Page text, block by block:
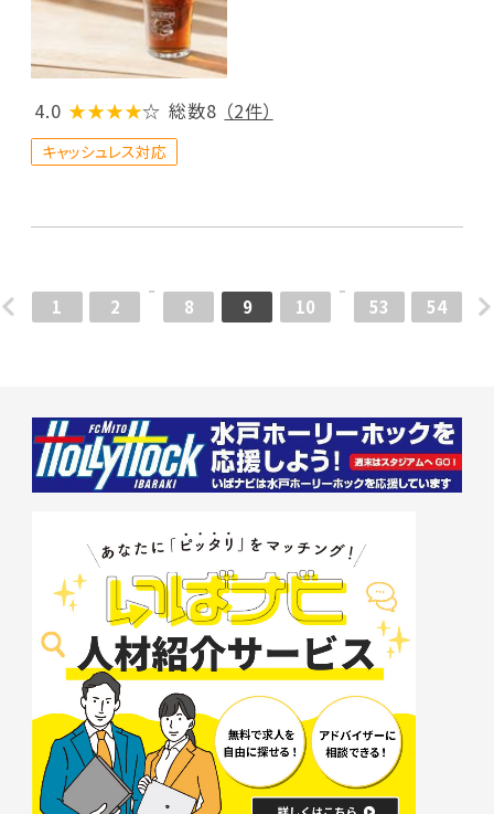
4.0 ★★★★☆ 総数8 （2件）
キャッシュレス対応
1 2 8 9 10 53 54